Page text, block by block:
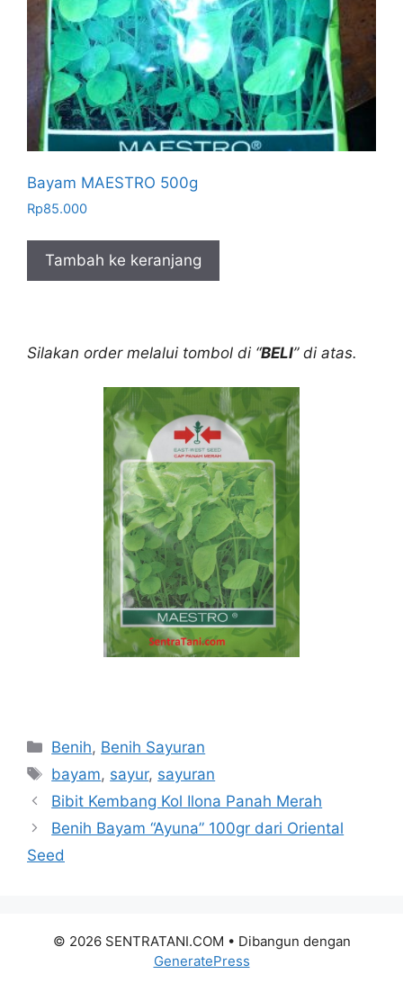
Bayam MAESTRO 500g
Rp85.000
Tambah ke keranjang
Silakan order melalui tombol di “BELI” di atas.
Kategori
Benih, Benih Sayuran
Tag
bayam, sayur, sayuran
Bibit Kembang Kol Ilona Panah Merah
Benih Bayam “Ayuna” 100gr dari Oriental
Seed
© 2026 SENTRATANI.COM • Dibangun dengan
GeneratePress